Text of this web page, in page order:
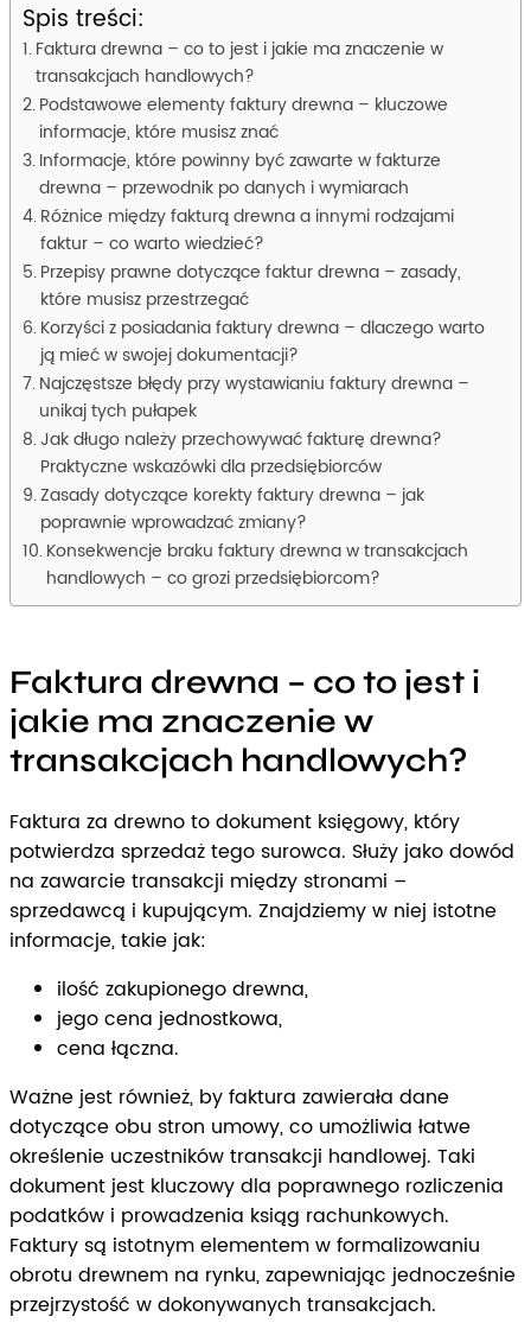
Spis treści:
Faktura drewna – co to jest i jakie ma znaczenie w
transakcjach handlowych?
Podstawowe elementy faktury drewna – kluczowe
informacje, które musisz znać
Informacje, które powinny być zawarte w fakturze
drewna – przewodnik po danych i wymiarach
Różnice między fakturą drewna a innymi rodzajami
faktur – co warto wiedzieć?
Przepisy prawne dotyczące faktur drewna – zasady,
które musisz przestrzegać
Korzyści z posiadania faktury drewna – dlaczego warto
ją mieć w swojej dokumentacji?
Najczęstsze błędy przy wystawianiu faktury drewna –
unikaj tych pułapek
Jak długo należy przechowywać fakturę drewna?
Praktyczne wskazówki dla przedsiębiorców
Zasady dotyczące korekty faktury drewna – jak
poprawnie wprowadzać zmiany?
Konsekwencje braku faktury drewna w transakcjach
handlowych – co grozi przedsiębiorcom?
Faktura drewna – co to jest i
jakie ma znaczenie w
transakcjach handlowych?
Faktura za drewno to dokument księgowy, który
potwierdza sprzedaż tego surowca. Służy jako dowód
na zawarcie transakcji między stronami –
sprzedawcą i kupującym. Znajdziemy w niej istotne
informacje, takie jak:
ilość zakupionego drewna,
jego cena jednostkowa,
cena łączna.
Ważne jest również, by faktura zawierała dane
dotyczące obu stron umowy, co umożliwia łatwe
określenie uczestników transakcji handlowej. Taki
dokument jest kluczowy dla poprawnego rozliczenia
podatków i prowadzenia ksiąg rachunkowych.
Faktury są istotnym elementem w formalizowaniu
obrotu drewnem na rynku, zapewniając jednocześnie
przejrzystość w dokonywanych transakcjach.